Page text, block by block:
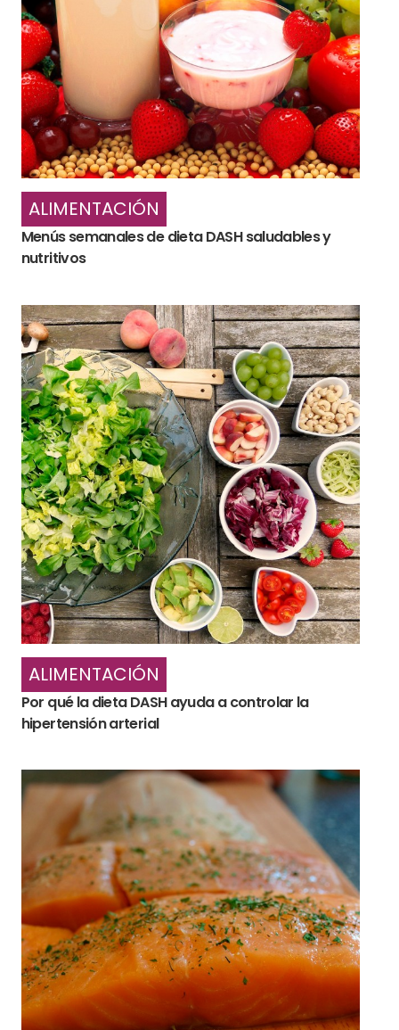
ALIMENTACIÓN
Menús semanales de dieta DASH saludables y
nutritivos
ALIMENTACIÓN
Por qué la dieta DASH ayuda a controlar la
hipertensión arterial